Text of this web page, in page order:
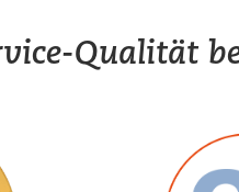
Qualität